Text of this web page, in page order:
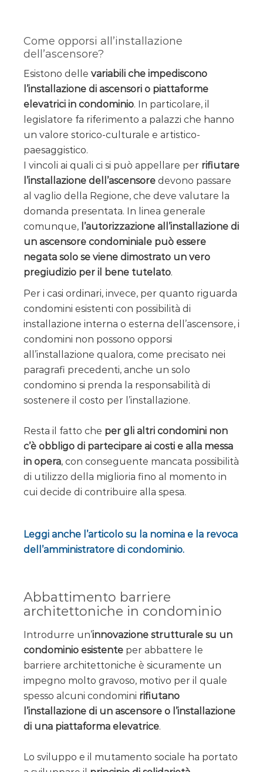
Come opporsi all’installazione
dell’ascensore?
Esistono delle variabili che impediscono
l’installazione di ascensori o piattaforme
elevatrici in condominio. In particolare, il
legislatore fa riferimento a palazzi che hanno
un valore storico-culturale e artistico-
paesaggistico.
I vincoli ai quali ci si può appellare per rifiutare
l’installazione dell’ascensore devono passare
al vaglio della Regione, che deve valutare la
domanda presentata. In linea generale
comunque, l’autorizzazione all’installazione di
un ascensore condominiale può essere
negata solo se viene dimostrato un vero
pregiudizio per il bene tutelato.
Per i casi ordinari, invece, per quanto riguarda
condomini esistenti con possibilità di
installazione interna o esterna dell’ascensore, i
condomini non possono opporsi
all’installazione qualora, come precisato nei
paragrafi precedenti, anche un solo
condomino si prenda la responsabilità di
sostenere il costo per l’installazione.
Resta il fatto che per gli altri condomini non
c’è obbligo di partecipare ai costi e alla messa
in opera, con conseguente mancata possibilità
di utilizzo della miglioria fino al momento in
cui decide di contribuire alla spesa.
Leggi anche l’articolo su la nomina e la revoca
dell’amministratore di condominio.
Abbattimento barriere
architettoniche in condominio
Introdurre un’innovazione strutturale su un
condominio esistente per abbattere le
barriere architettoniche è sicuramente un
impegno molto gravoso, motivo per il quale
spesso alcuni condomini rifiutano
l’installazione di un ascensore o l’installazione
di una piattaforma elevatrice.
Lo sviluppo e il mutamento sociale ha portato